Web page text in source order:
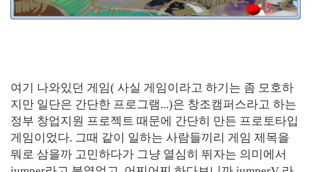
여기 나와있던 게임( 사실 게임이라고 하기는 좀 모호하
지만 일단은 간단한 프로그램...)은 창조캠퍼스라고 하는
정부 창업지원 프로젝트 때문에 간단히 만든 프로토타입
게임이었다. 그때 같이 일하는 사람들끼리 게임 제목을
뭐로 삼을까 고민하다가 그냥 열심히 뛰자는 의미에서